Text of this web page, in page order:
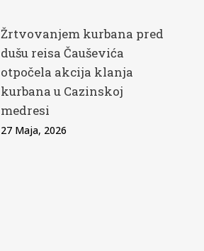
Žrtvovanjem kurbana pred
dušu reisa Čauševića
otpočela akcija klanja
kurbana u Cazinskoj
medresi
27 Maja, 2026